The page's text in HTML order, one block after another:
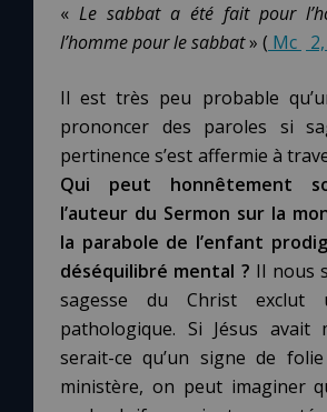
« Le sabbat a été fait pour
l’homme pour le sabbat» ( Mc
Il est très peu probable
prononcer des paroles si
pertinence s’est affermie à
Qui peut honnêtement
l’auteur du Sermon sur la
la parabole de l’enfant
déséquilibré mental ? Il nous
sagesse du Christ
pathologique. Si Jésus avait
serait-ce qu’un signe de
ministère, on peut imaginer